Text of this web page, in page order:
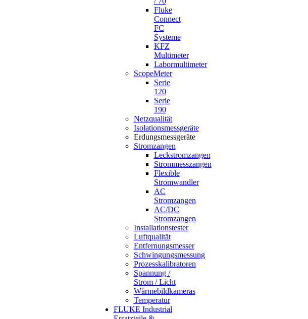
Fluke
Connect
FC
Systeme
KFZ
Multimeter
Labormultimeter
ScopeMeter
Serie
120
Serie
190
Netzqualität
Isolationsmessgeräte
Erdungsmessgeräte
Stromzangen
Leckstromzangen
Strommesszangen
Flexible
Stromwandler
AC
Stromzangen
AC/DC
Stromzangen
Installationstester
Luftqualität
Entfernungsmesser
Schwingungsmessung
Prozesskalibratoren
Spannung /
Strom / Licht
Wärmebildkameras
Temperatur
FLUKE Industrial